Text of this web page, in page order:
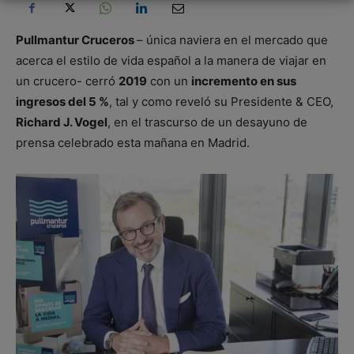
Pullmantur Cruceros– única naviera en el mercado que
acerca el estilo de vida español a la manera de viajar en
un crucero- cerró 2019 con un incremento en sus
ingresos del 5 %, tal y como reveló su Presidente & CEO,
Richard J. Vogel, en el trascurso de un desayuno de
prensa celebrado esta mañana en Madrid.